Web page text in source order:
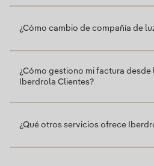
¿Cómo cambio de compañía de
¿Cómo gestiono mi factura desde
Iberdrola Clientes?
¿Qué otros servicios ofrece